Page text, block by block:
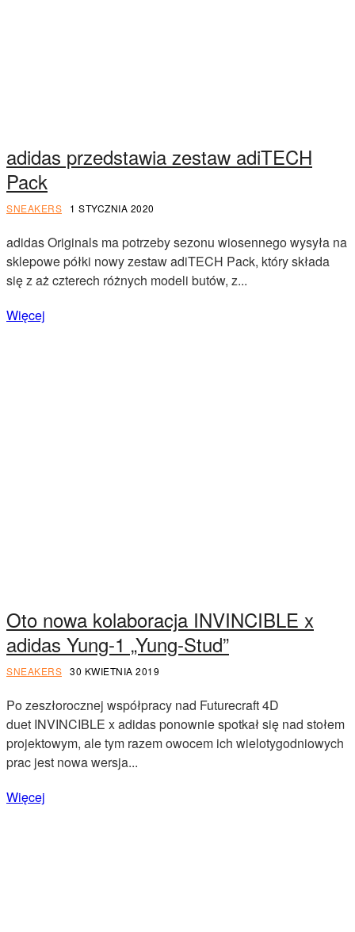
adidas przedstawia zestaw adiTECH
Pack
SNEAKERS 1 STYCZNIA 2020
adidas Originals ma potrzeby sezonu wiosennego wysyła na
sklepowe półki nowy zestaw adiTECH Pack, który składa
się z aż czterech różnych modeli butów, z...
Więcej
Oto nowa kolaboracja INVINCIBLE x
adidas Yung-1 „Yung-Stud”
SNEAKERS 30 KWIETNIA 2019
Po zeszłorocznej współpracy nad Futurecraft 4D
duet INVINCIBLE x adidas ponownie spotkał się nad stołem
projektowym, ale tym razem owocem ich wielotygodniowych
prac jest nowa wersja...
Więcej